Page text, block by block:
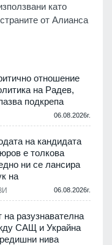
като
от Алианса
отношение
на Радев,
подкрепа
06.08.2026г.
на кандидата
е толкова
ни се лансира
на
06.08.2026г.
разузнавателна
САЩ и Украйна
нива